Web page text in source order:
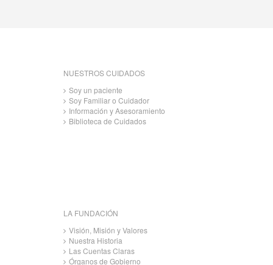
NUESTROS CUIDADOS
Soy un paciente
Soy Familiar o Cuidador
Información y Asesoramiento
Biblioteca de Cuidados
LA FUNDACIÓN
Visión, Misión y Valores
Nuestra Historia
Las Cuentas Claras
Órganos de Gobierno